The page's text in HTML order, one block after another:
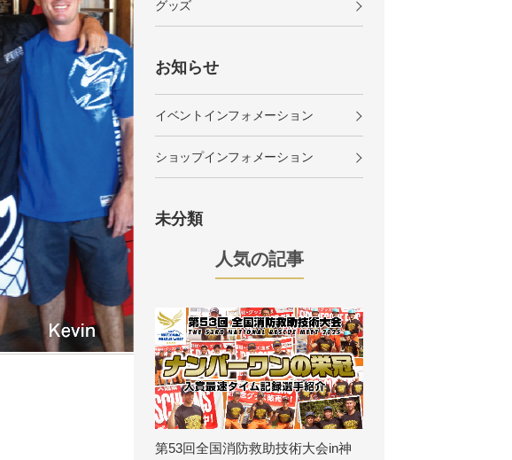
グッズ
お知らせ
イベントインフォメーション
ショップインフォメーション
未分類
人気の記事
第53回全国消防救助技術大会in神